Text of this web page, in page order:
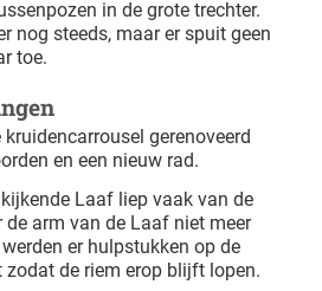
in de grote trechter.
nog steeds, maar er spuit geen
toe.
kruidencarrousel gerenoveerd
en een nieuw rad.
Laaf liep vaak van de
de arm van de Laaf niet meer
werden er hulpstukken op de
zodat de riem erop blijft lopen.